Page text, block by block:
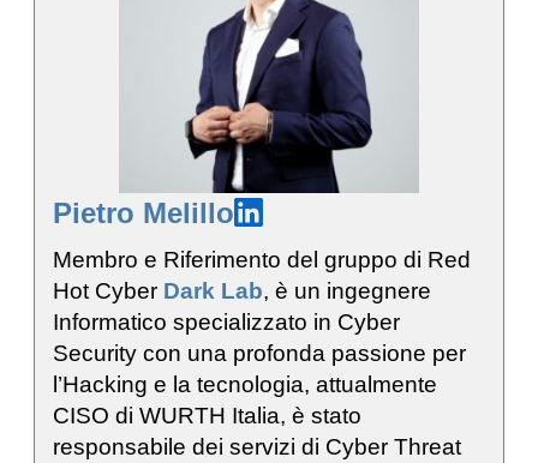
Pietro Melillo
Membro e Riferimento del gruppo di Red
Hot Cyber Dark Lab, è un ingegnere
Informatico specializzato in Cyber
Security con una profonda passione per
l’Hacking e la tecnologia, attualmente
CISO di WURTH Italia, è stato
responsabile dei servizi di Cyber Threat